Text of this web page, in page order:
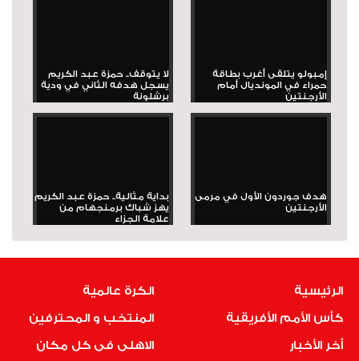
إمبولو يتلقى أغرب بطاقة
حمراء في المونديال أمام
الأرجنتين
لا يتوقف.. حمزة عبد الكريم
يسجل هدفه الثاني في ودية
برشلونة
هدف جوردون الأول في مرمى
الأرجنتين
بداية مثالية.. حمزة عبد الكريم
يهز شباك برمنجهام من
علامة الجزاء
الرئيسية
كأس الأمم الأفريقية
أخر الأخبار
الكرة عالمية
المنتخب و المحترفين
الاهلى فى كل مكان